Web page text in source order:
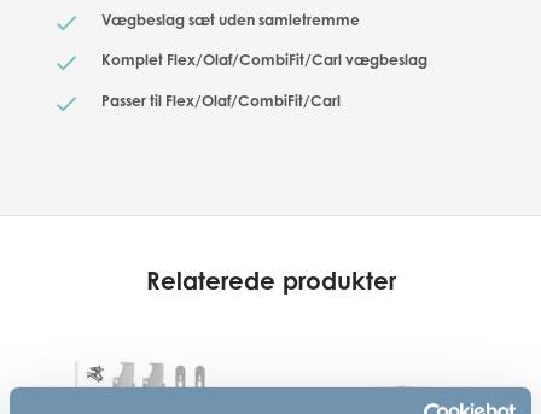
Vægbeslag sæt uden samletremme
Komplet Flex/Olaf/CombiFit/Carl vægbeslag
Passer til Flex/Olaf/CombiFit/Carl
Relaterede produkter